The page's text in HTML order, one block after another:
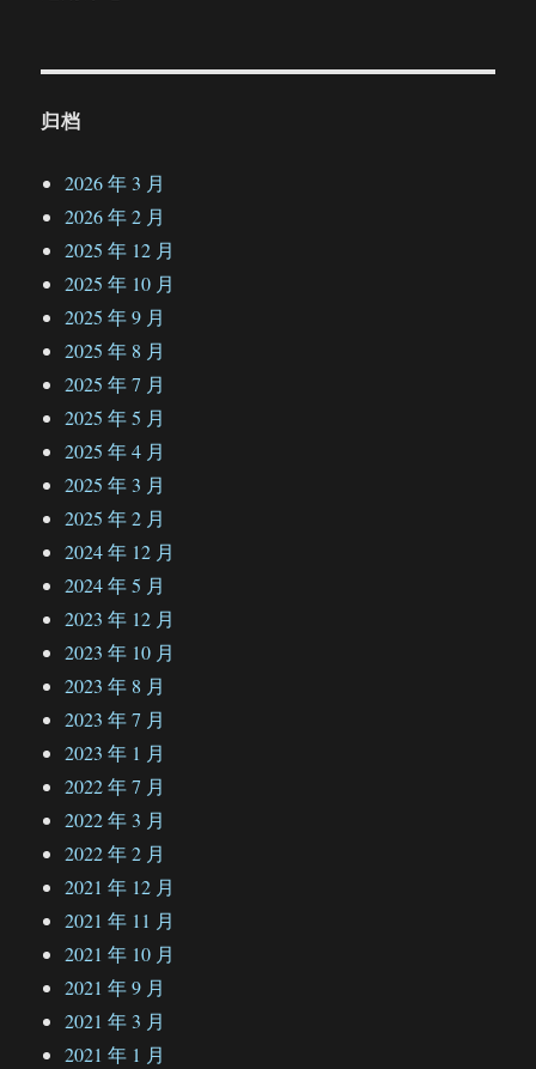
归档
2026 年 3 月
2026 年 2 月
2025 年 12 月
2025 年 10 月
2025 年 9 月
2025 年 8 月
2025 年 7 月
2025 年 5 月
2025 年 4 月
2025 年 3 月
2025 年 2 月
2024 年 12 月
2024 年 5 月
2023 年 12 月
2023 年 10 月
2023 年 8 月
2023 年 7 月
2023 年 1 月
2022 年 7 月
2022 年 3 月
2022 年 2 月
2021 年 12 月
2021 年 11 月
2021 年 10 月
2021 年 9 月
2021 年 3 月
2021 年 1 月